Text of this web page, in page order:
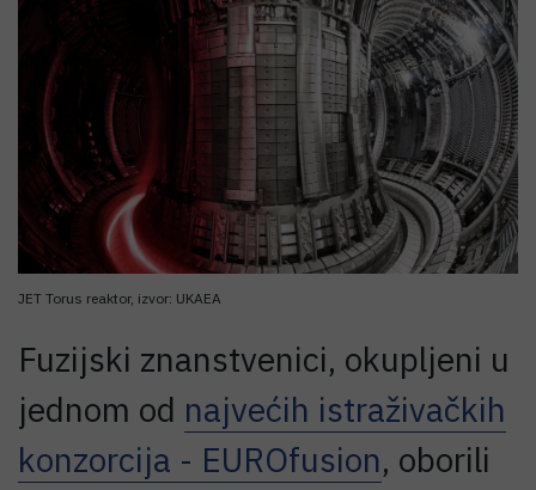
JET Torus reaktor, izvor: UKAEA
Fuzijski znanstvenici, okupljeni u
jednom od najvećih istraživačkih
konzorcija - EUROfusion, oborili